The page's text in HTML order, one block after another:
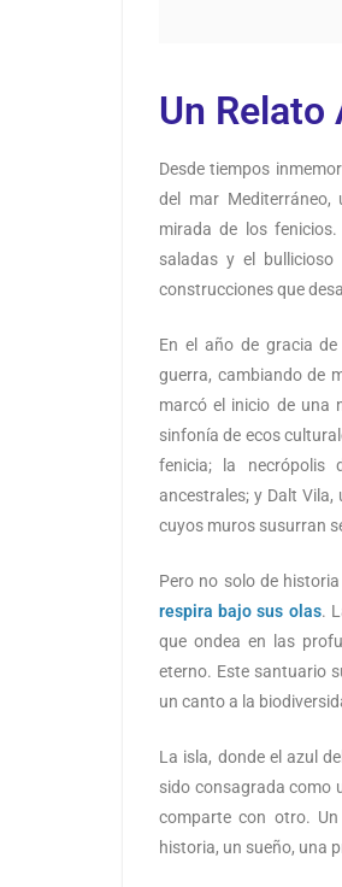
Un Relato
Desde tiempos
del mar
mirada de los
saladas y el
construcciones que
En el año de gracia
guerra, cambiando de
marcó el inicio de una
sinfonía de ecos
fenicia; la necrópolis
ancestrales; y Dalt
cuyos muros susurran
Pero no solo de
respira bajo sus olas.
que ondea en las
eterno. Este santuario
un canto a la
La isla, donde el azul
sido consagrada como
comparte con otro.
historia, un sueño, una